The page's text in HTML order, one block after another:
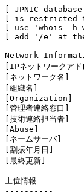
[ JPNIC
[ is restricted
[ use 'whois -
[ add '/e' at
Network
[IPネットワー
[ネットワーク
[組織名]
[管理者
[技術連
[Abuse]
[ネームサーバ]
[割振年月日]
[最終更新]
上位情報
----------